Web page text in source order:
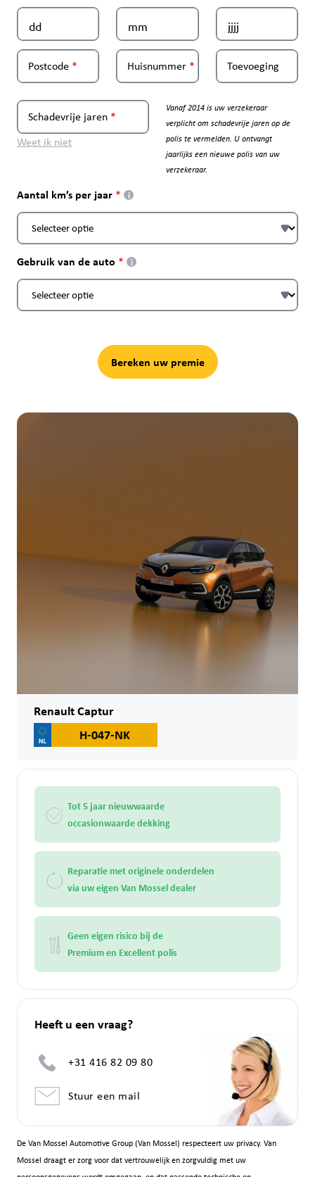
Postcode Huisnummer Toevoeging
Schadevrije jaren
Weet ik niet
Vanaf 2014 is uw verzekeraar
verplicht om schadevrije jaren op de
polis te vermelden. U ontvangt
jaarlijks een nieuwe polis van uw
verzekeraar.
Aantal km’s per jaar i
Gebruik van de auto i
Bereken uw premie
De Van Mossel Automotive Group (Van Mossel) respecteert uw privacy. Van
Mossel draagt er zorg voor dat vertrouwelijk en zorgvuldig met uw
Renault Captur
H-047-NK
Tot 5 jaar nieuwwaarde
occasionwaarde dekking
Reparatie met originele onderdelen
via uw eigen Van Mossel dealer
Geen eigen risico bij de
Premium en Excellent polis
Heeft u een vraag?
+31 416 82 09 80
Stuur een mail